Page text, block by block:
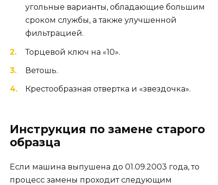
угольные варианты, обладающие большим
сроком службы, а также улучшенной
фильтрацией.
Торцевой ключ на «10».
Ветошь.
Крестообразная отвертка и «звездочка».
Инструкция по замене старого
образца
Если машина выпушена до 01.09.2003 года, то
процесс замены проходит следующим